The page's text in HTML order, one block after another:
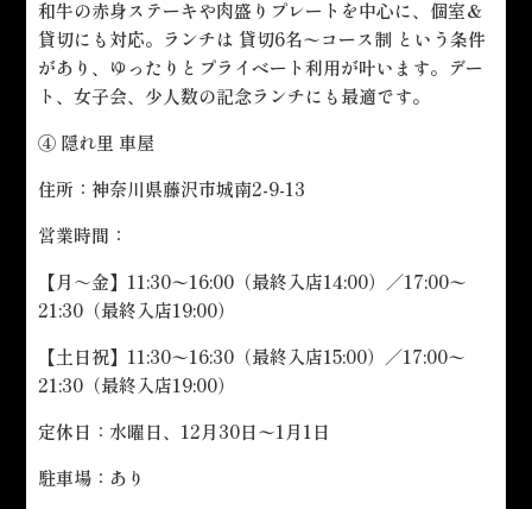
和牛の赤身ステーキや肉盛りプレートを中心に、個室＆
貸切にも対応。ランチは 貸切6名〜コース制 という条件
があり、ゆったりとプライベート利用が叶います。デー
ト、女子会、少人数の記念ランチにも最適です。
④ 隠れ里 車屋
住所：神奈川県藤沢市城南2-9-13
営業時間：
【月～金】11:30〜16:00（最終入店14:00）／17:00〜
21:30（最終入店19:00）
【土日祝】11:30〜16:30（最終入店15:00）／17:00〜
21:30（最終入店19:00）
定休日：水曜日、12月30日〜1月1日
駐車場：あり